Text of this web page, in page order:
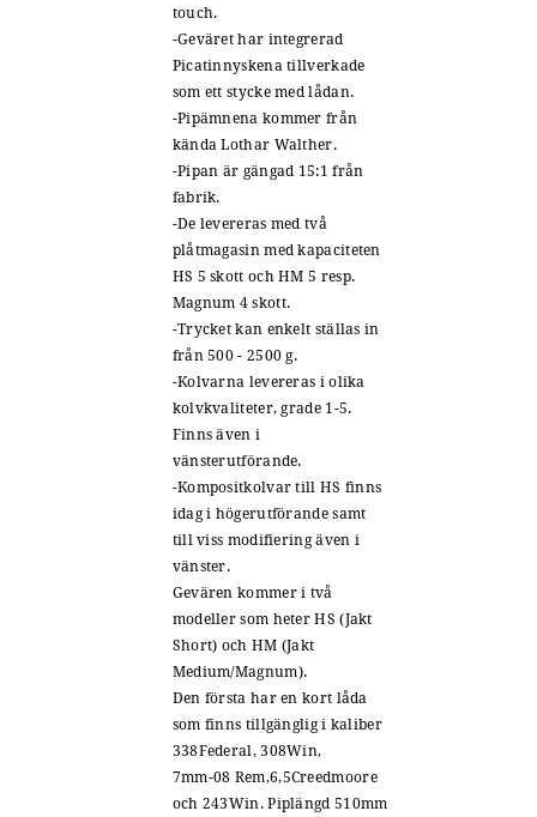
touch.
-Geväret har integrerad
Picatinnyskena tillverkade
som ett stycke med lådan.
-Pipämnena kommer från
kända Lothar Walther.
-Pipan är gängad 15:1 från
fabrik.
-De levereras med två
plåtmagasin med kapaciteten
HS 5 skott och HM 5 resp.
Magnum 4 skott.
-Trycket kan enkelt ställas in
från 500 - 2500 g.
-Kolvarna levereras i olika
kolvkvaliteter, grade 1-5.
Finns även i
vänsterutförande.
-Kompositkolvar till HS finns
idag i högerutförande samt
till viss modifiering även i
vänster.
Gevären kommer i två
modeller som heter HS (Jakt
Short) och HM (Jakt
Medium/Magnum).
Den första har en kort låda
som finns tillgänglig i kaliber
338Federal, 308Win,
7mm-08 Rem,6,5Creedmoore
och 243Win. Piplängd 510mm